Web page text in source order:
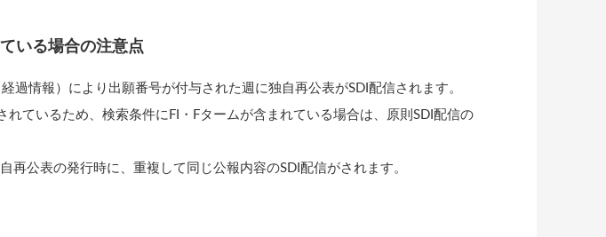
いる場合の注意点
過情報）により 出願番号が付与された週に独自再公表がSDI配信されます。
れているため、検索条件にFI・Fタームが含まれている場合は、原則SDI配信の
再公表の発行時に、重複して同じ公報内容のSDI配信がされます。